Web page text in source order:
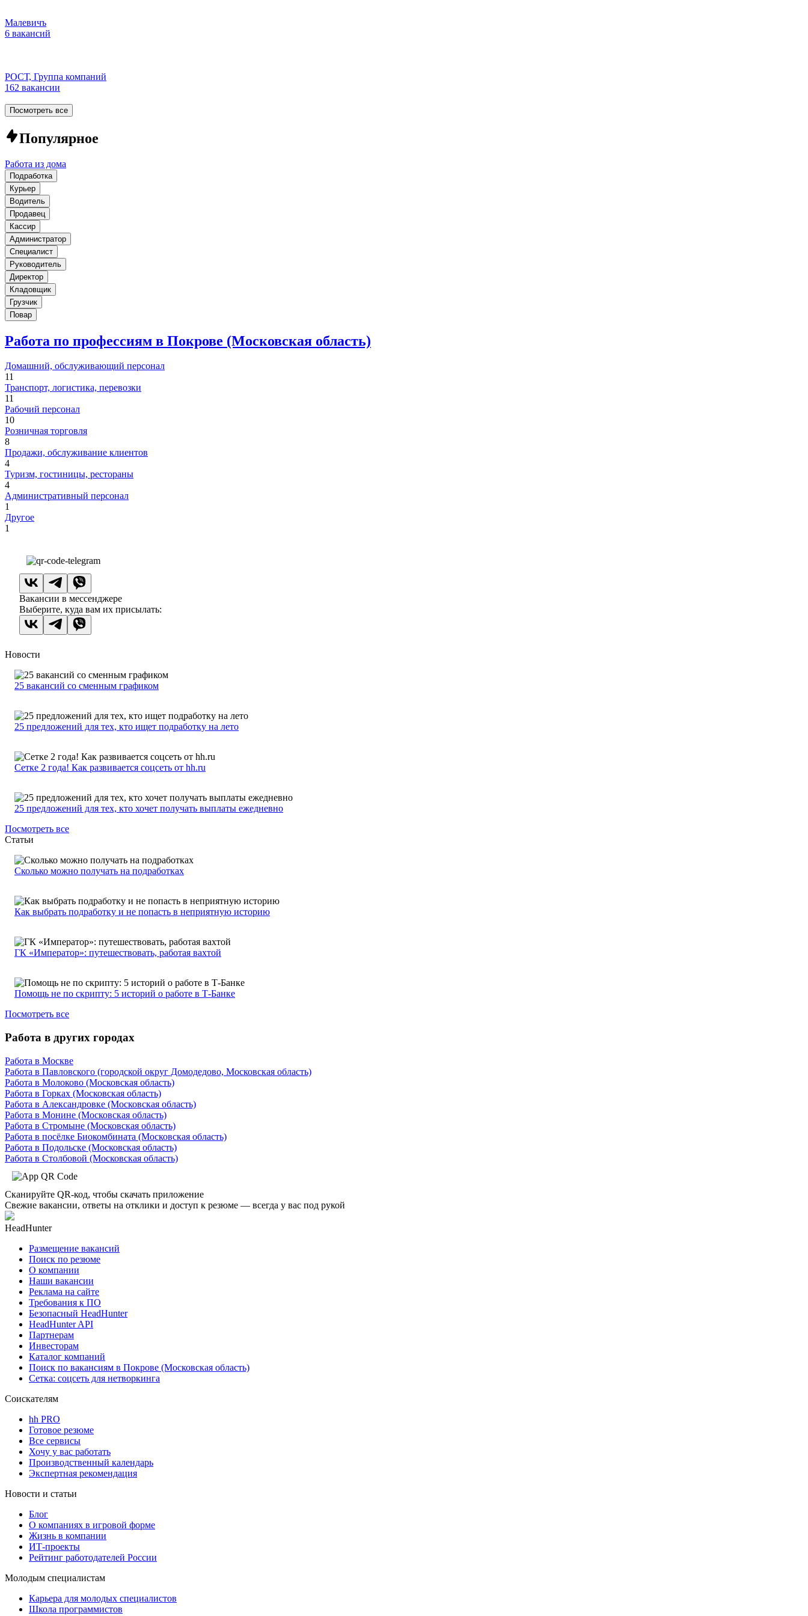
Малевичъ
6 вакансий
РОСТ, Группа компаний
162 вакансии
Посмотреть все
Популярное
Работа из дома
Подработка
Курьер
Водитель
Продавец
Кассир
Администратор
Специалист
Руководитель
Директор
Кладовщик
Грузчик
Повар
Работа по профессиям в Покрове (Московская область)
Домашний, обслуживающий персонал
11
Транспорт, логистика, перевозки
11
Рабочий персонал
10
Розничная торговля
8
Продажи, обслуживание клиентов
4
Туризм, гостиницы, рестораны
4
Административный персонал
1
Другое
1
Вакансии в мессенджере
Выберите, куда вам их присылать:
Новости
25 вакансий со сменным графиком
25 предложений для тех, кто ищет подработку на лето
Сетке 2 года! Как развивается соцсеть от hh.ru
25 предложений для тех, кто хочет получать выплаты ежедневно
Посмотреть все
Статьи
Сколько можно получать на подработках
Как выбрать подработку и не попасть в неприятную историю
ГК «Император»: путешествовать, работая вахтой
Помощь не по скрипту: 5 историй о работе в Т-Банке
Посмотреть все
Работа в других городах
Работа в Москве
Работа в Павловского (городской округ Домодедово, Московская область)
Работа в Молоково (Московская область)
Работа в Горках (Московская область)
Работа в Александровке (Московская область)
Работа в Монине (Московская область)
Работа в Стромыне (Московская область)
Работа в посёлке Биокомбината (Московская область)
Работа в Подольске (Московская область)
Работа в Столбовой (Московская область)
Сканируйте QR-код, чтобы скачать приложение
Свежие вакансии, ответы на отклики и доступ к резюме — всегда у вас под рукой
HeadHunter
Размещение вакансий
Поиск по резюме
О компании
Наши вакансии
Реклама на сайте
Требования к ПО
Безопасный HeadHunter
HeadHunter API
Партнерам
Инвесторам
Каталог компаний
Поиск по вакансиям в Покрове (Московская область)
Сетка: соцсеть для нетворкинга
Соискателям
hh PRO
Готовое резюме
Все сервисы
Хочу у вас работать
Производственный календарь
Экспертная рекомендация
Новости и статьи
Блог
О компаниях в игровой форме
Жизнь в компании
ИТ-проекты
Рейтинг работодателей России
Молодым специалистам
Карьера для молодых специалистов
Школа программистов